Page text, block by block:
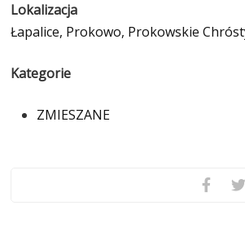
Lokalizacja
Łapalice, Prokowo, Prokowskie
Kategorie
ZMIESZANE